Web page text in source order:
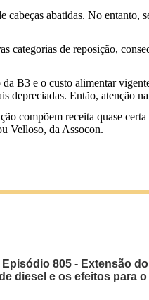
abatidas. No entanto,
de reposição,
B3 e o custo alimentar
Então, atenção
compõem receita quase
Velloso, da Assocon.
805 - Extensão
diesel e os efeitos para o